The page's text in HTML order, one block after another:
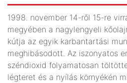
1998. november 14-ről 15-re
megyében a nagylengyeli
kútja az egyik karbantartási
meghibásodott. Az iszonyatos
széndioxid folyamatosan
légteret és a nyílás környékén